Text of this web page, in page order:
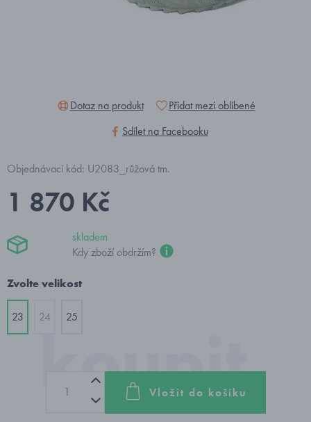
Dotaz na produkt
Přidat mezi oblíbené
Sdílet na Facebooku
Objednávací kód: U2083_růžová tm.
1 870 Kč
skladem
Kdy zboží obdržím?
Zvolte velikost
23 24 25
Vložit do košíku